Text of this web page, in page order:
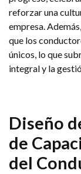
reforzar una
empresa.
que los
únicos, lo que
integral y la
Diseño
de
del